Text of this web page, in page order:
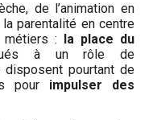
de l’animation en
parentalité en centre
métiers :
la place du
à un rôle de
disposent pourtant de
pour impulser des